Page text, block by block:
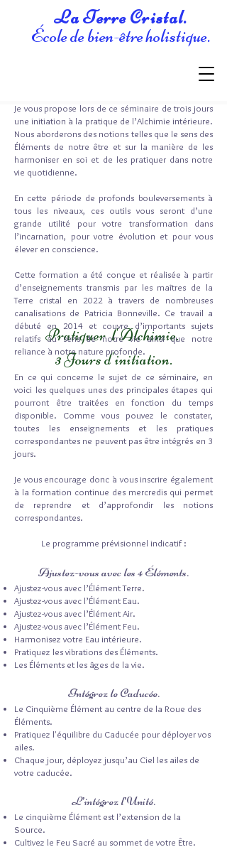
La Terre Cristal.
École de bien-être holistique.
Pratiquer l'Alchimie.
3 Jours d'initiation.
Je vous propose lors de ce séminaire de trois jours
une initiation à la pratique de l’Alchimie intérieure.
Nous aborderons des notions telles que le sens des
Éléments de notre être et sur la manière de les
harmoniser en soi et de les pratiquer dans notre
vie quotidienne.
En cette période de profonds bouleversements à
tous les niveaux, ces outils vous seront d’une
grande utilité pour votre transformation dans
l’incarnation, pour votre évolution et pour vous
élever en conscience.
Cette formation a été conçue et réalisée à partir
d’enseignements transmis par les maîtres de la
Terre cristal en 2022 à travers de nombreuses
canalisations de Patricia Bonneville. Ce travail a
débuté en 2014 et couvre d’importants sujets
relatifs au sens de notre vie ainsi que notre
reliance à notre nature profonde.
En ce qui concerne le sujet de ce séminaire, en
voici les quelques unes des principales étapes qui
pourront être traitées en fonction du temps
disponible. Comme vous pouvez le constater,
toutes les enseignements et les pratiques
correspondantes ne peuvent pas être intégrés en 3
jours.
Je vous encourage donc à vous inscrire également
à la formation continue des mercredis qui permet
de reprendre et d’approfondir les notions
correspondantes.
Le programme prévisionnel indicatif :
Ajustez-vous avec les 4 Éléments.
Ajustez-vous avec l’Élément Terre.
Ajustez-vous avec l’Élément Eau.
Ajustez-vous avec l’Élément Air.
Ajustez-vous avec l’Élément Feu.
Harmonisez votre Eau intérieure.
Pratiquez les vibrations des Éléments.
Les Éléments et les âges de la vie.
Intégrez le Caducée.
Le Cinquième Élément au centre de la Roue des
Éléments.
Pratiquez l'équilibre du Caducée pour déployer vos
ailes.
Chaque jour, déployez jusqu’au Ciel les ailes de
votre caducée.
L’intégrez l’Unité.
Le cinquième Élément est l’extension de la
Source.
Cultivez le Feu Sacré au sommet de votre Être.